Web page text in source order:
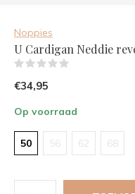
Noppies
U Cardigan Neddie
€34,95
Op voorraad
50 56 62 68